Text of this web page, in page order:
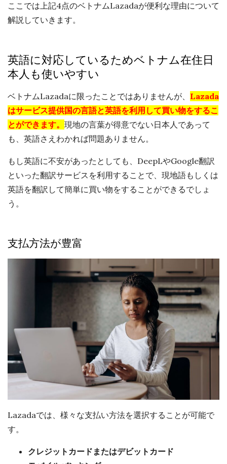
ここでは上記4点のベトナムLazadaが便利な理由について
解説していきます。
英語に対応しているためベトナム在住日
本人も使いやすい
ベトナムLazadaに限ったことではありませんが、 Lazada
はサービス提供国の言語と英語を利用して買い物をするこ
とができます。 現地の言葉が得意でない日本人であって
も、英語さえわかれば問題ありません。
もし英語に不安があったとしても、DeepLやGoogle翻訳
といった翻訳サービスを利用することで、現地語もしくは
英語を翻訳して簡単に買い物をすることができるでしょ
う。
支払方法が豊富
Lazadaでは、様々な支払い方法を選択することが可能で
す。
クレジットカードまたはデビットカード